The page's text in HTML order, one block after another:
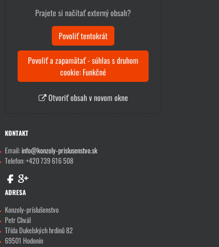
Prajete si načítať externý obsah?
Povoliť tentokrát
Povoliť a zapamätať - súhlas s druhom
cookie: Funkčné
Otvoriť obsah v novom okne
KONTAKT
Email:info@konzoly-prislusenstvo.sk
Telefon: +420 739 616 508
ADRESA
Konzoly-príslušenstvo
Petr Chvál
Třída Dukelských hrdinů 82
69501 Hodonín